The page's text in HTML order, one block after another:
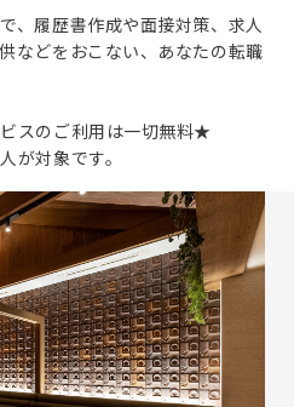
、履歴書作成や面接対策、求人
などをおこない、あなたの転職
スのご利用は一切無料★
が対象です。